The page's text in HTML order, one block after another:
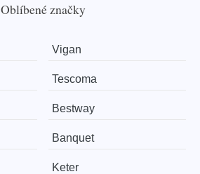
Oblíbené značky
Vigan
Tescoma
Bestway
Banquet
Keter